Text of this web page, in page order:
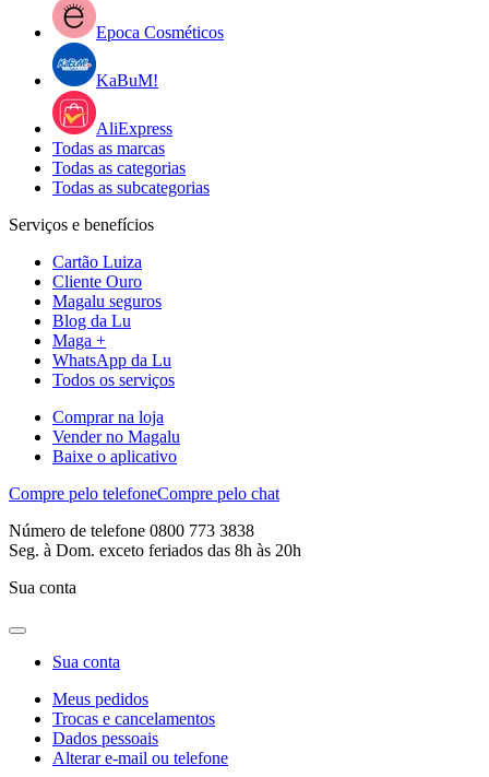
Epoca Cosméticos
KaBuM!
AliExpress
Todas as marcas
Todas as categorias
Todas as subcategorias
Serviços e benefícios
Cartão Luiza
Cliente Ouro
Magalu seguros
Blog da Lu
Maga +
WhatsApp da Lu
Todos os serviços
Comprar na loja
Vender no Magalu
Baixe o aplicativo
Compre pelo telefoneCompre pelo chat
Número de telefone 0800 773 3838
Seg. à Dom. exceto feriados das 8h às 20h
Sua conta
Sua conta
Meus pedidos
Trocas e cancelamentos
Dados pessoais
Alterar e-mail ou telefone